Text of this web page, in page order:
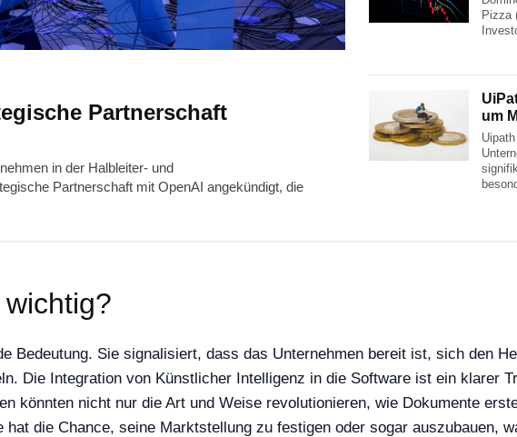
Partnerschaft
in der Halbleiter- und
Partnerschaft mit OpenAI angekündigt, die
Pizza
um
Bedeutung. Sie signalisiert, dass das Unternehmen bereit ist, sich den
Die Integration von Künstlicher Intelligenz in die Software ist ein klarer
könnten nicht nur die Art und Weise revolutionieren, wie Dokumente
die Chance, seine Marktstellung zu festigen oder sogar auszubauen,